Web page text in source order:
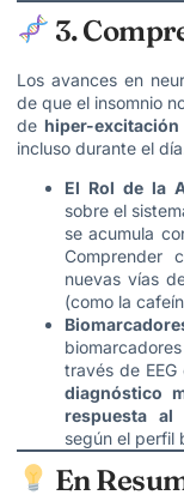
3.
Los avances en
de que el insomnio
de hiper-excitación
incluso durante el
El Rol de la
sobre el
se acumula
Comprender
nuevas vías
(como la
través de
diagnóstico
respuesta al
según el perfil
En